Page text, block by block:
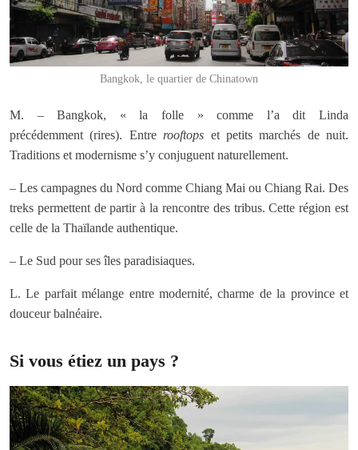
Bangkok, le quartier de Chinatown
M. – Bangkok, « la folle » comme l’a dit Linda
précédemment (rires). Entre rooftops et petits marchés de nuit.
Traditions et modernisme s’y conjuguent naturellement.
– Les campagnes du Nord comme Chiang Mai ou Chiang Rai. Des
treks permettent de partir à la rencontre des tribus. Cette région est
celle de la Thaïlande authentique.
– Le Sud pour ses îles paradisiaques.
L. Le parfait mélange entre modernité, charme de la province et
douceur balnéaire.
Si vous étiez un pays ?